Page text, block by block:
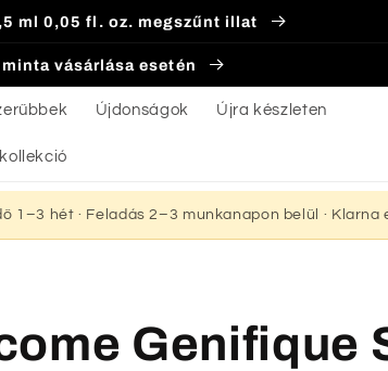
ml 0,05 fl. oz. megszűnt illat
vásárlása esetén
Újdonságok Újra készleten
hét · Feladás 2–3 munkanapon belül · Klarna
Genifique